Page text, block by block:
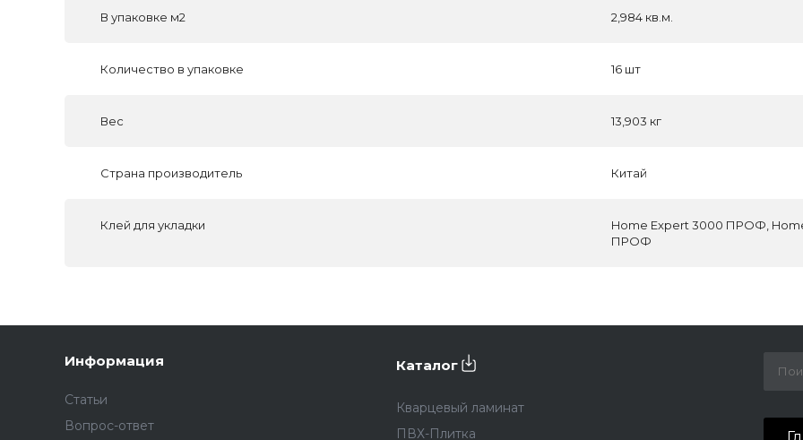
В упаковке м2 2,984 кв.м.
Количество в упаковке 16 шт
Вес 13,903 кг
Страна производитель Китай
Клей для укладки
Home Expert 3000 ПРОФ,
ПРОФ
Информация
Статьи
Вопрос-ответ
Каталог
Кварцевый ламинат
ПВХ-Плитка